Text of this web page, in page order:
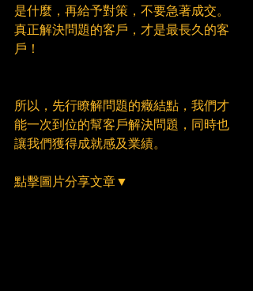
是什麼，再給予對策，不要急著成交。
真正解決問題的客戶，才是最長久的客
戶！
所以，先行瞭解問題的癥結點，我們才
能一次到位的幫客戶解決問題，同時也
讓我們獲得成就感及業績。
點擊圖片分享文章▼